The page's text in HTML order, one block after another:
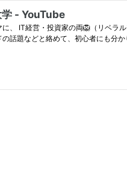
学 - YouTube
に、 IT経営・投資家の両🦁（リベ
話題などと絡めて、初心者にも分